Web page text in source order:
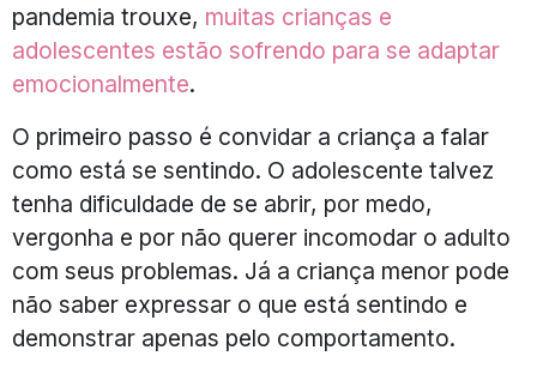
pandemia trouxe, muitas crianças e
adolescentes estão sofrendo para se adaptar
emocionalmente.
O primeiro passo é convidar a criança a falar
como está se sentindo. O adolescente talvez
tenha dificuldade de se abrir, por medo,
vergonha e por não querer incomodar o adulto
com seus problemas. Já a criança menor pode
não saber expressar o que está sentindo e
demonstrar apenas pelo comportamento.